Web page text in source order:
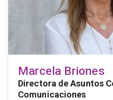
Marcela Briones
Directora de Asuntos
Comunicaciones